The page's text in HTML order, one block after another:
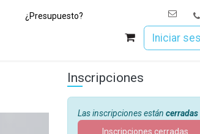
¿Presupuesto?
Iniciar
Inscripciones
Las inscripciones están cerradas
Inscripciones cerradas